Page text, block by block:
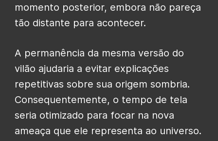
momento posterior, embora não pareça
tão distante para acontecer.
A permanência da mesma versão do
vilão ajudaria a evitar explicações
repetitivas sobre sua origem sombria.
Consequentemente, o tempo de tela
seria otimizado para focar na nova
ameaça que ele representa ao universo.